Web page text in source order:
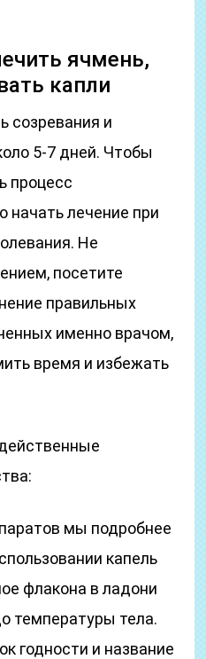
ячмень,
капли
созревания и
5-7 дней. Чтобы
процесс
начать лечение при
Не
посетите
правильных
именно врачом,
время и избежать
мы подробнее
капель
флакона в ладони
температуры тела.
годности и название